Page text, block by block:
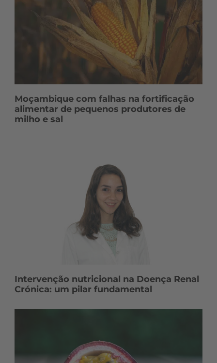
Moçambique com falhas na fortificação
alimentar de pequenos produtores de
milho e sal
Intervenção nutricional na Doença Renal
Crónica: um pilar fundamental